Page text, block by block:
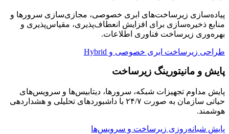
پیاده‌سازی زیرساخت‌های ابری خصوصی، مجازی‌سازی سرورها و
منابع ذخیره‌سازی برای افزایش انعطاف‌پذیری، مقیاس‌پذیری و
بهره‌وری زیرساخت فناوری اطلاعات.
طراحی زیرساخت ابری خصوصی و Hybrid
پایش و مانیتورینگ زیرساخت
پایش مداوم تجهیزات شبکه، سرورها، دیتابیس‌ها و سرویس‌های
حیاتی سازمان به صورت ۲۴/۷ با داشبوردهای تحلیلی و هشداردهی
هوشمند.
پایش شبانه‌روزی زیرساخت و سرویس‌ها